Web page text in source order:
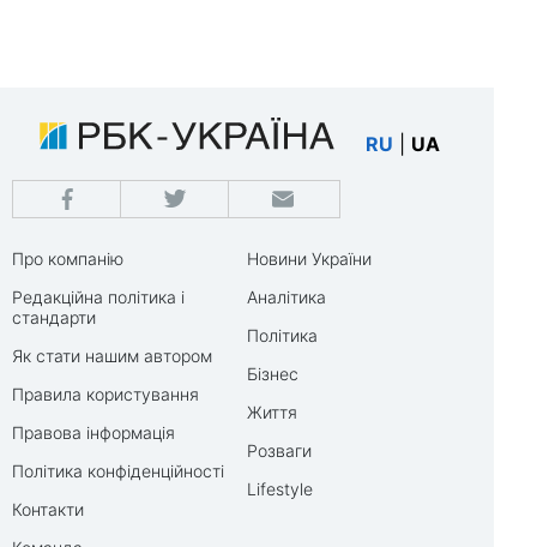
RU UA
Про компанію
Редакційна політика і
стандарти
Як стати нашим автором
Правила користування
Правова інформація
Політика конфіденційності
Контакти
Новини України
Аналітика
Політика
Бізнес
Життя
Розваги
Lifestyle